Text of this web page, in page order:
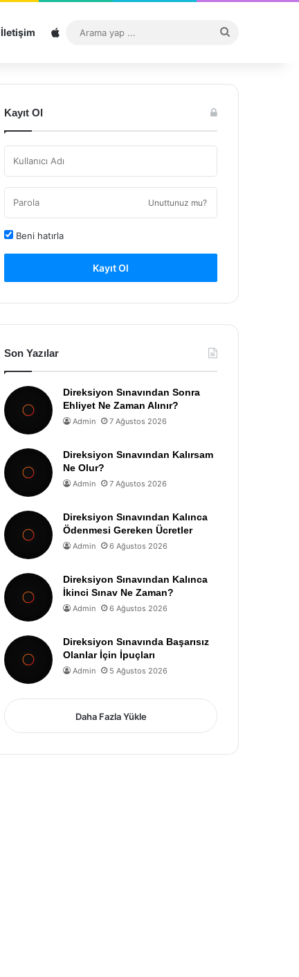
İletişim Sitemap
...
Kayıt Ol
Unuttunuz mu?
Beni hatırla
Kayıt Ol
Son Yazılar
Direksiyon Sınavından Sonra
Ehliyet Ne Zaman Alınır?
Admin 7 Ağustos 2026
Direksiyon Sınavından Kalırsam
Ne Olur?
Admin 7 Ağustos 2026
Direksiyon Sınavından Kalınca
Ödenmesi Gereken Ücretler
Admin 6 Ağustos 2026
Direksiyon Sınavından Kalınca
İkinci Sınav Ne Zaman?
Admin 6 Ağustos 2026
Direksiyon Sınavında Başarısız
Olanlar İçin İpuçları
Admin 5 Ağustos 2026
Daha Fazla Yükle